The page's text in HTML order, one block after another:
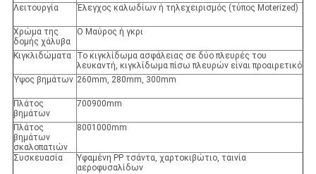
Λειτουργία Έλεγχος καλωδίων ή τηλεχειρισμός (τύπος Moterized)
Χρώμα της
δομής χάλυβα
Ο Μαύρος ή γκρι
Κιγκλιδώματα
Το κιγκλίδωμα ασφάλειας σε δύο πλευρές του
λευκαντή, κιγκλίδωμα πίσω πλευρών είναι προαιρετικό
Ύψος βημάτων 260mm, 280mm, 300mm
Πλάτος
βημάτων
700900mm
Πλάτος
βημάτων
σκαλοπατιών
8001000mm
Συσκευασία
Υφαμένη PP τσάντα, χαρτοκιβώτιο, ταινία
αεροφυσαλίδων